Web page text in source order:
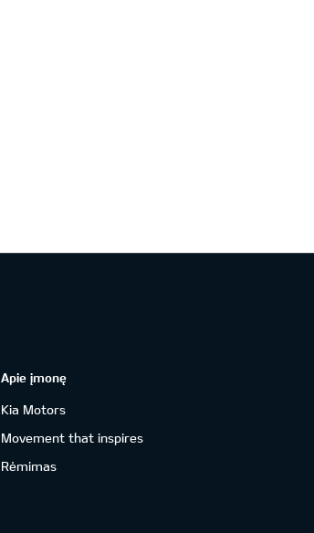
Apie įmonę
Kia Motors
Movement that inspires
Rėmimas